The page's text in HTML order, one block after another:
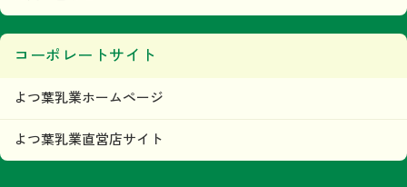
コーポレートサイト
よつ葉乳業ホームページ
よつ葉乳業直営店サイト